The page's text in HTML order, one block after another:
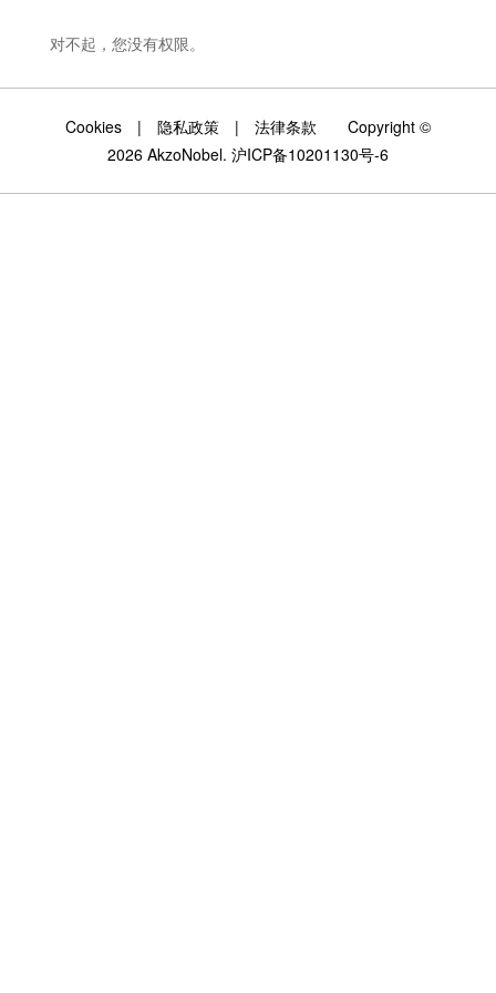
对不起，您没有权限。
Cookies| 隐私政策| 法律条款 Copyright ©
2026 AkzoNobel. 沪ICP备10201130号-6